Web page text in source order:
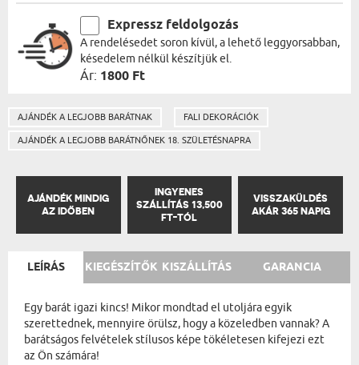
Expressz feldolgozás
A rendelésedet soron kívül, a lehető leggyorsabban,
késedelem nélkül készítjük el.
Ár: 1800 Ft
AJÁNDÉK A LEGJOBB BARÁTNAK FALI DEKORÁCIÓK
AJÁNDÉK A LEGJOBB BARÁTNŐNEK 18. SZÜLETÉSNAPRA
AJÁNDÉK MINDIG
AZ IDŐBEN
INGYENES
SZÁLLÍTÁS 13,500
FT-TÓL
VISSZAKÜLDÉS
AKÁR 365 NAPIG
LEÍRÁS KIEGÉSZÍTŐK KISZÁLLÍTÁS GARANCIA
Egy barát igazi kincs! Mikor mondtad el utoljára egyik
szerettednek, mennyire örülsz, hogy a közeledben vannak? A
barátságos felvételek stílusos képe tökéletesen kifejezi ezt
az Ön számára!